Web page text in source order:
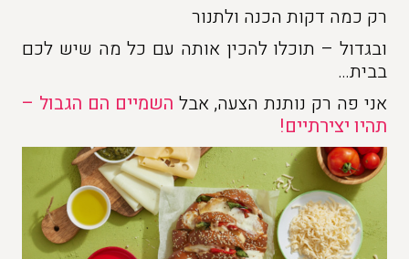
רק כמה דקות הכנה ולתנור
ובגדול – תוכלו להכין אותה עם כל מה שיש לכם
בבית…
אני פה רק נותנת הצעה, אבל השמיים הם הגבול –
תהיו יצירתיים!